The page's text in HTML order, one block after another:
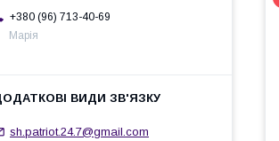
+380 (96) 713-40-69
Марія
sh.patriot.24.7@gmail.com